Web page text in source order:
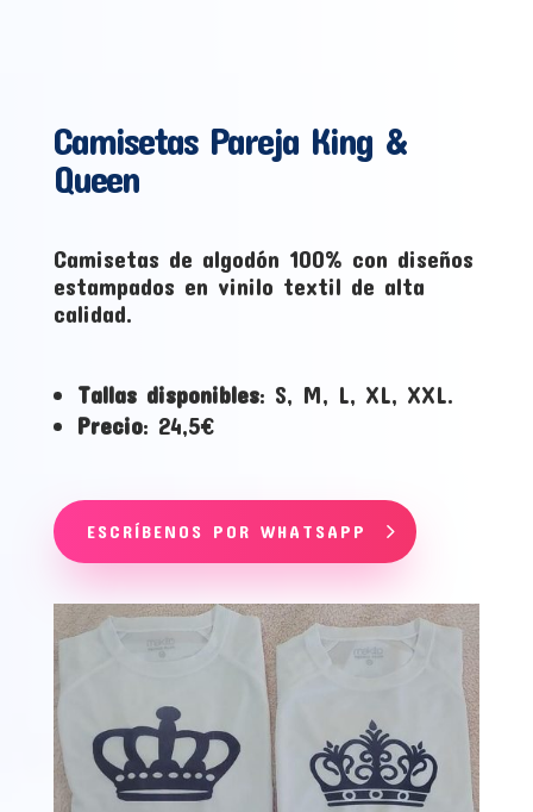
Camisetas Pareja King &
Queen
Camisetas de algodón 100% con diseños
estampados en vinilo textil de alta
calidad.
Tallas disponibles: S, M, L, XL, XXL.
Precio: 24,5€
ESCRÍBENOS POR WHATSAPP